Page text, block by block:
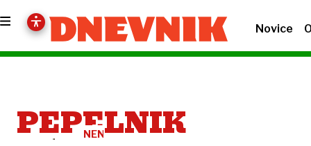
Novice
PEPELNIK
NENAVADNO